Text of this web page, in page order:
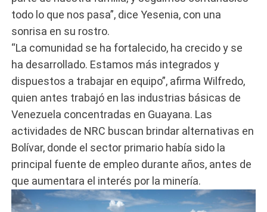
todo lo que nos pasa”, dice Yesenia, con una
sonrisa en su rostro.
“La comunidad se ha fortalecido, ha crecido y se
ha desarrollado. Estamos más integrados y
dispuestos a trabajar en equipo”, afirma Wilfredo,
quien antes trabajó en las industrias básicas de
Venezuela concentradas en Guayana. Las
actividades de NRC buscan brindar alternativas en
Bolívar, donde el sector primario había sido la
principal fuente de empleo durante años, antes de
que aumentara el interés por la minería.